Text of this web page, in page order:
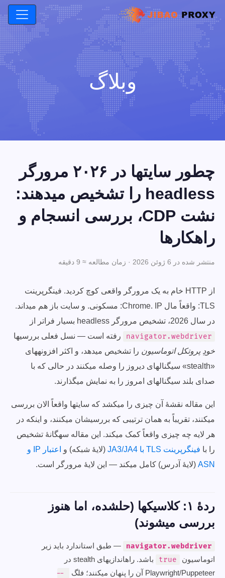
وبلاگ
چطور سایتها در ۲۰۲۶ مرورگر
headless را تشخیص میدهند:
نشت CDP، بررسی انسجام و
راهکارها
منتشر شده در 6 ژوئن 2026 · زمان مطالعه ≈ 9 دقیقه
از HTTP خام به یک مرورگر واقعی کوچ کردید. فینگرپرینت
TLS: واقعاً مال Chrome. IP: مسکونی. و سایت باز هم میداند.
در سال 2026، تشخیص مرورگر headless بسیار فراتر از
navigator.webdriver
رفته است — نسل فعلی بررسیها
خودِ پروتکل اتوماسیون را تشخیص میدهد، و اکثر افزونههای
«stealth» سیگنالهای دیروز را وصله میکنند در حالی که با
صدای بلند سیگنالهای امروز را به نمایش میگذارند.
این مقاله نقشهٔ آن چیزی را میکشد که سایتها واقعاً الان بررسی
میکنند، تقریباً به همان ترتیبی که بررسیشان میکنند، و اینکه در
هر لایه چه چیزی واقعاً کمک میکند. این مقاله سهگانهٔ تشخیص
را با فینگرپرینت TLS با JA3/JA4 (لایهٔ شبکه) و
اعتبار IP و
ASN (لایهٔ آدرس) کامل میکند — این لایهٔ مرورگر است.
ردهٔ ۱: کلاسیکها (حلشده، اما هنوز
بررسی میشوند)
navigator.webdriver
— طبق استاندارد باید زیر
اتوماسیون
true
باشد. راهاندازیهای stealth در
Playwright/Puppeteer آن را پنهان میکنند؛ فلگ
--